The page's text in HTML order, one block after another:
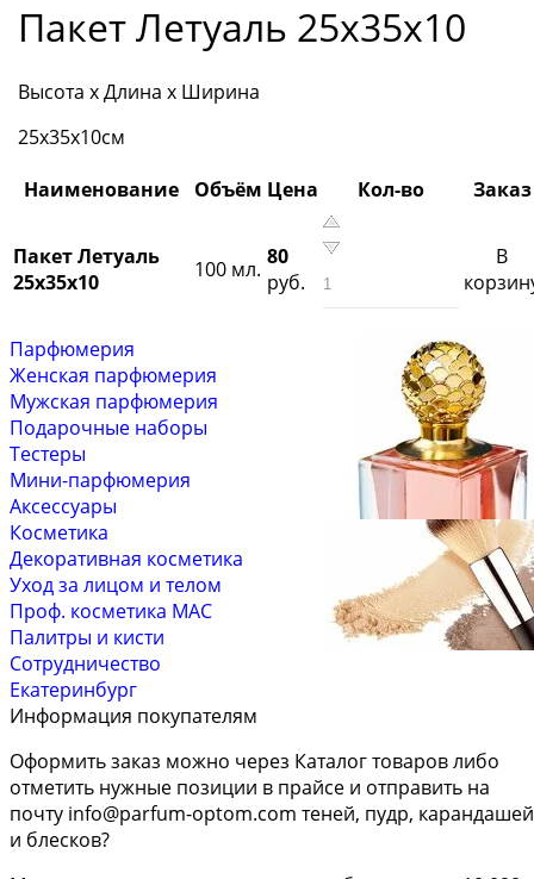
Пакет Летуаль 25х35х10
Высота х Длина х Ширина
25х35х10см
Наименование Объём Цена Кол-во Заказ
Пакет Летуаль
25х35х10
100 мл. 80
руб.
В
Парфюмерия
Женская парфюмерия
Мужская парфюмерия
Подарочные наборы
Тестеры
Мини-парфюмерия
Аксессуары
Косметика
Декоративная косметика
Уход за лицом и телом
Проф. косметика MAC
Палитры и кисти
Сотрудничество
Екатеринбург
Информация покупателям
Оформить заказ можно через Каталог товаров либо
отметить нужные позиции в прайсе и отправить на
почту info@parfum-optom.com теней, пудр, карандашей
и блесков?